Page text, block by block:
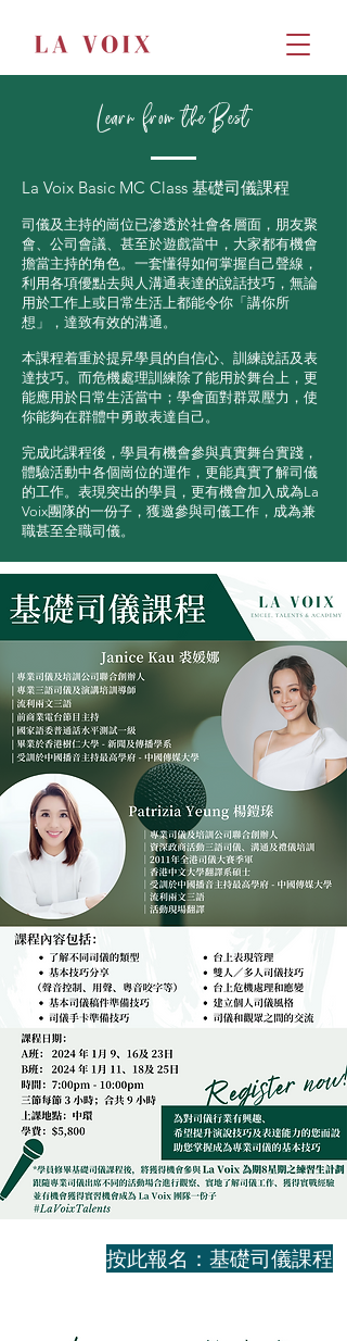
Learn from the Best
La Voix Basic MC Class 基礎司儀課程
司儀及主持的崗位已滲透於社會各層面，朋友聚
會、公司會議、甚至於遊戲當中，大家都有機會
擔當主持的角色。一套懂得如何掌握自己聲線，
利用各項優點去與人溝通表達的說話技巧，無論
用於工作上或日常生活上都能令你「講你所
想」，達致有效的溝通。
本課程着重於提昇學員的自信心、訓練說話及表
達技巧。而危機處理訓練除了能用於舞台上，更
能應用於日常生活當中；學會面對群眾壓力，使
你能夠在群體中勇敢表達自己。
完成此課程後，學員有機會參與真實舞台實踐，
體驗活動中各個崗位的運作，更能真實了解司儀
的工作。表現突出的學員，更有機會加入成為La
Voix團隊的一份子，獲邀參與司儀工作，成為兼
職甚至全職司儀。
按此報名：基礎司儀課程